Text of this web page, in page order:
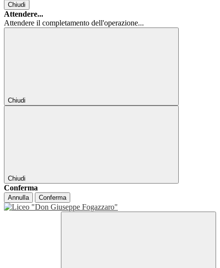
Chiudi
Attendere...
Attendere il completamento dell'operazione...
Chiudi
Chiudi
Conferma
Annulla Conferma